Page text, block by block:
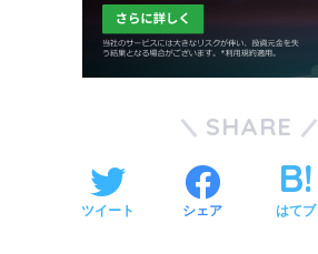
SHARE
ツイート シェア はてブ